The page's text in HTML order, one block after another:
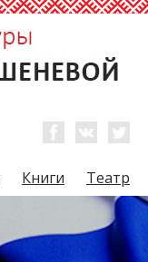
Книги Театр